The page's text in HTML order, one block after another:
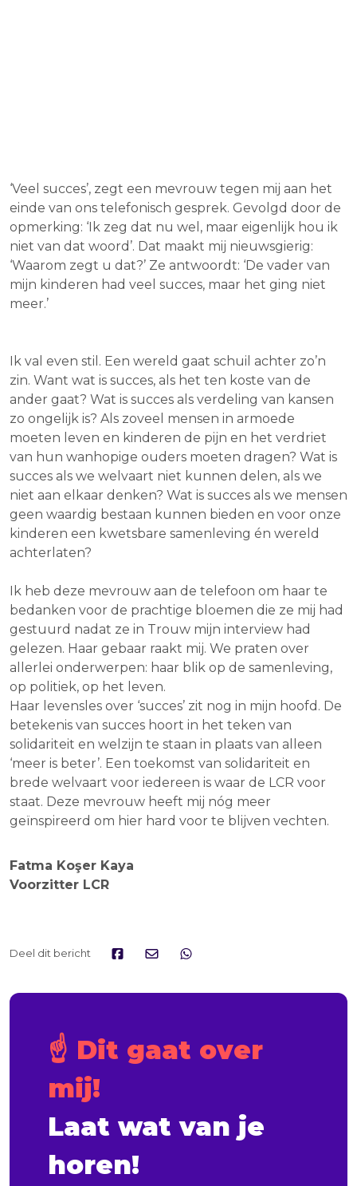
‘Veel succes’, zegt een mevrouw tegen mij aan het
einde van ons telefonisch gesprek. Gevolgd door de
opmerking: ‘Ik zeg dat nu wel, maar eigenlijk hou ik
niet van dat woord’. Dat maakt mij nieuwsgierig:
‘Waarom zegt u dat?’ Ze antwoordt: ‘De vader van
mijn kinderen had veel succes, maar het ging niet
meer.’
Ik val even stil. Een wereld gaat schuil achter zo’n
zin. Want wat is succes, als het ten koste van de
ander gaat? Wat is succes als verdeling van kansen
zo ongelijk is? Als zoveel mensen in armoede
moeten leven en kinderen de pijn en het verdriet
van hun wanhopige ouders moeten dragen? Wat is
succes als we welvaart niet kunnen delen, als we
niet aan elkaar denken? Wat is succes als we mensen
geen waardig bestaan kunnen bieden en voor onze
kinderen een kwetsbare samenleving én wereld
achterlaten?
Ik heb deze mevrouw aan de telefoon om haar te
bedanken voor de prachtige bloemen die ze mij had
gestuurd nadat ze in Trouw mijn interview had
gelezen. Haar gebaar raakt mij. We praten over
allerlei onderwerpen: haar blik op de samenleving,
op politiek, op het leven.
Haar levensles over ‘succes’ zit nog in mijn hoofd. De
betekenis van succes hoort in het teken van
solidariteit en welzijn te staan in plaats van alleen
‘meer is beter’. Een toekomst van solidariteit en
brede welvaart voor iedereen is waar de LCR voor
staat. Deze mevrouw heeft mij nóg meer
geïnspireerd om hier hard voor te blijven vechten.
Fatma Koşer Kaya
Voorzitter LCR
Deel dit bericht
☝️ Dit gaat over
mij!
Laat wat van je
horen!